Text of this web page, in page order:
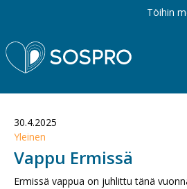
Töihin
Sospro
30.4.2025
Yleinen
Vappu Ermissä
Ermissä vappua on juhlittu tänä